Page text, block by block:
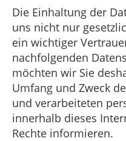
Die Einhaltung der
uns nicht nur
ein wichtiger
nachfolgenden
möchten wir Sie
Umfang und Zweck
und verarbeiteten
innerhalb dieses
Rechte informieren.